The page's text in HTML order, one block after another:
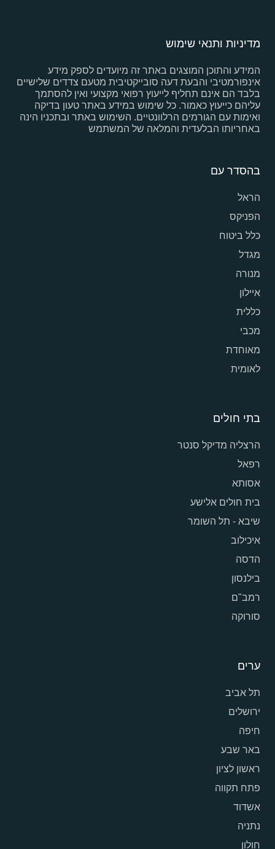
מדיניות ותנאי שימוש
המידע והתוכן המוצגים באתר זה מיועדים לספק מידע
אינפורמטיבי והבעת דעה סובייקטיבית מטעם צדדים שלישיים
בלבד הם אינם תחליף לייעוץ רפואי מקצועי ואין להסתמך
עליהם כייעוץ כאמור. כל שימוש במידע באתר טעון בדיקה
ואימות עם הגורמים הרלוונטיים. השימוש באתר ובתכניו הינה
באחריותו הבלעדית והמלאה של המשתמש
בהסדר עם
הראל
הפניקס
כלל ביטוח
מגדל
מנורה
איילון
כללית
מכבי
מאוחדת
לאומית
בתי חולים
הרצליה מדיקל סנטר
רפאל
אסותא
בית חולים אלישע
שיבא - תל השומר
איכילוב
הדסה
בילנסון
רמב"ם
סורוקה
ערים
תל אביב
ירושלים
חיפה
באר שבע
ראשון לציון
פתח תקווה
אשדוד
נתניה
חולון